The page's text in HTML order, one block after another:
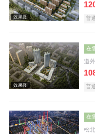
普
在
道外
普
在
松北